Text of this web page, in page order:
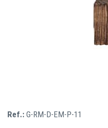
Ref.: G-RM-D-EM-P-11